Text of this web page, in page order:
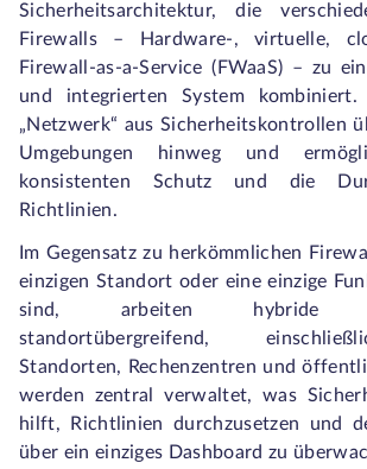
Sicherheitsarchitektur, die
Firewalls – Hardware-, virtuelle,
Firewall-as-a-Service (FWaaS) – zu
und integrierten System
„Netzwerk“ aus Sicherheitskontrollen
Umgebungen hinweg und
konsistenten Schutz und die
Richtlinien.
Im Gegensatz zu herkömmlichen
einzigen Standort oder eine einzige
sind, arbeiten hybride
standortübergreifend,
Standorten, Rechenzentren und
werden zentral verwaltet, was
hilft, Richtlinien durchzusetzen und
über ein einziges Dashboard zu